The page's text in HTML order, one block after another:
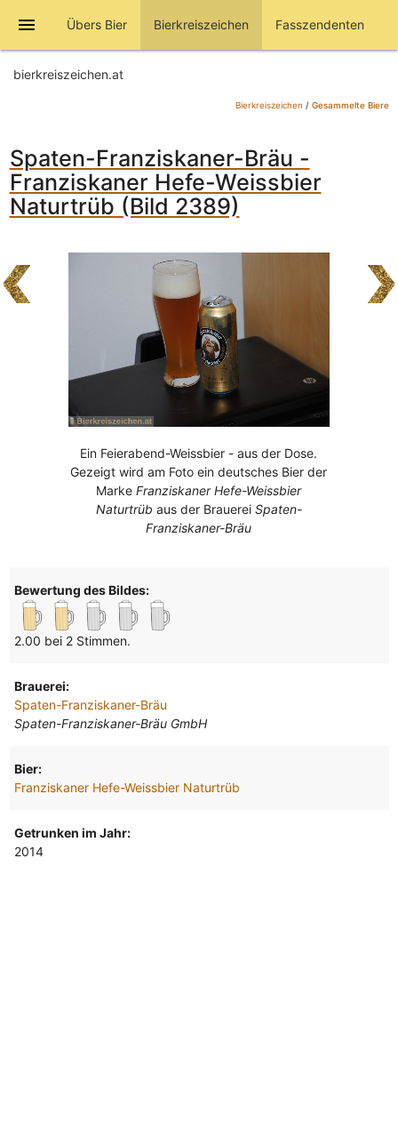
menu Übers Bier Bierkreiszeichen Fasszendenten
bierkreiszeichen.at
Bierkreiszeichen / Gesammelte Biere
Spaten-Franziskaner-Bräu -
Franziskaner Hefe-Weissbier
Naturtrüb (Bild 2389)
Ein Feierabend-Weissbier - aus der Dose.
Gezeigt wird am Foto ein deutsches Bier der
MarkeFranziskaner Hefe-Weissbier
Naturtrüb aus der Brauerei Spaten-
Franziskaner-Bräu
Bewertung des Bildes:
2.00 bei 2 Stimmen.
Brauerei:
Spaten-Franziskaner-Bräu
Spaten-Franziskaner-Bräu GmbH
Bier:
Franziskaner Hefe-Weissbier Naturtrüb
Getrunken im Jahr:
2014